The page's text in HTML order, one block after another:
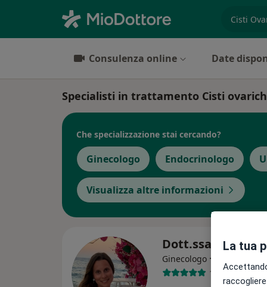
Consulenza online Date
Specialisti in trattamento Cisti
Che specializzazione stai cercando?
Ginecologo Endocrinologo
Visualizza altre informazioni
Dott.ssa Elena
Ginecologo ·
1773
La tua